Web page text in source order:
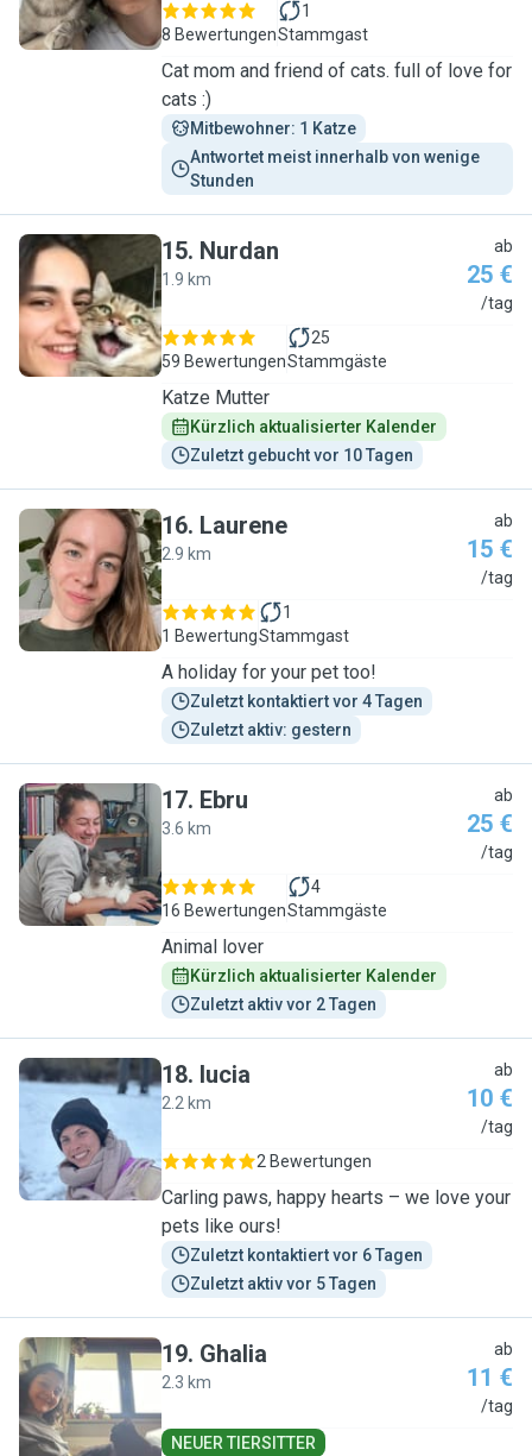
8 Bewertungen
1
Stammgast
Cat mom and friend of cats. full of love for
cats :)
Mitbewohner: 1 Katze
Antwortet meist innerhalb von wenige
Stunden
N
15. Nurdan
1.9 km
ab
25 €
/tag
59 Bewertungen
25
Stammgäste
Katze Mutter
Kürzlich aktualisierter Kalender
Zuletzt gebucht vor 10 Tagen
L
16. Laurene
2.9 km
ab
15 €
/tag
1 Bewertung
1
Stammgast
A holiday for your pet too!
Zuletzt kontaktiert vor 4 Tagen
Zuletzt aktiv: gestern
E
17. Ebru
3.6 km
ab
25 €
/tag
16 Bewertungen
4
Stammgäste
Animal lover
Kürzlich aktualisierter Kalender
Zuletzt aktiv vor 2 Tagen
L
18. lucia
2.2 km
ab
10 €
/tag
2 Bewertungen
Carling paws, happy hearts – we love your
pets like ours!
Zuletzt kontaktiert vor 6 Tagen
Zuletzt aktiv vor 5 Tagen
G
19. Ghalia
2.3 km
ab
11 €
/tag
NEUER TIERSITTER